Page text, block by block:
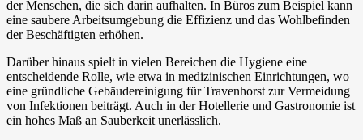
der Menschen, die sich darin aufhalten. In Büros zum Beispiel kann
eine saubere Arbeitsumgebung die Effizienz und das Wohlbefinden
der Beschäftigten erhöhen.
Darüber hinaus spielt in vielen Bereichen die Hygiene eine
entscheidende Rolle, wie etwa in medizinischen Einrichtungen, wo
eine gründliche Gebäudereinigung für Travenhorst zur Vermeidung
von Infektionen beiträgt. Auch in der Hotellerie und Gastronomie ist
ein hohes Maß an Sauberkeit unerlässlich.